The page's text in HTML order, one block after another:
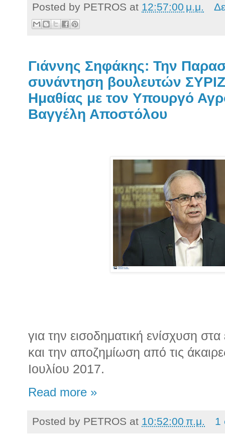
Posted by PETROS at 12:57:00 μ.μ.
Γιάννης Σηφάκης: Την
συνάντηση βουλευτών
Ημαθίας με τον Υπουργό
Βαγγέλη Αποστόλου
για την εισοδηματική ενίσχυση
και την αποζημίωση από τις
Ιουλίου 2017.
Read more »
Posted by PETROS at 10:52:00 π.μ. 1